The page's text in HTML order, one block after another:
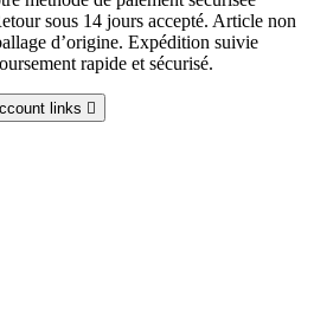
sous 14 jours accepté. Article non
d’origine. Expédition suivie
rapide et sécurisé.
links 